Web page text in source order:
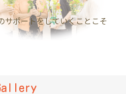
サポートをしていくことこそ